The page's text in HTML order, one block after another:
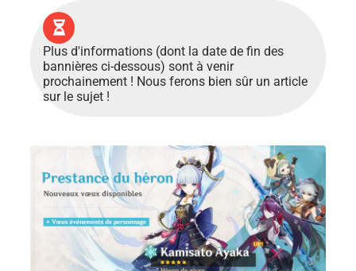
Plus d'informations (dont la date de fin des
bannières ci-dessous) sont à venir
prochainement ! Nous ferons bien sûr un article
sur le sujet !